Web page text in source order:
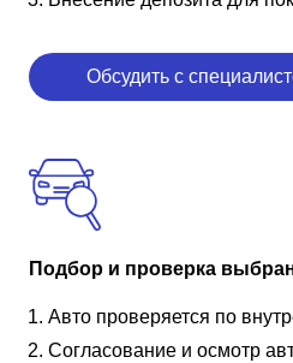
Обсудить с
Подбор и проверка
Авто проверяется по
Согласование и осмотр